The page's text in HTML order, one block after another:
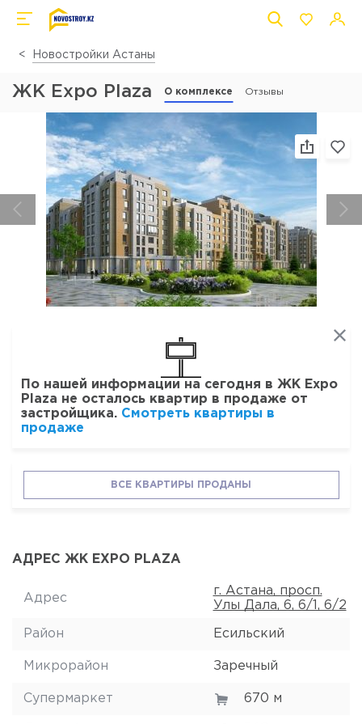
Новостройки Астаны
ЖК Expo Plaza О комплексе Отзывы
По нашей информации на сегодня в ЖК Expo
Plaza не осталось квартир в продаже от
застройщика. Смотреть квартиры в
продаже
ВСЕ КВАРТИРЫ ПРОДАНЫ
АДРЕС ЖК EXPO PLAZA
Адрес
г. Астана, просп.
Улы Дала, 6, 6/1, 6/2
Район Есильский
Микрорайон Заречный
Супермаркет 670 м